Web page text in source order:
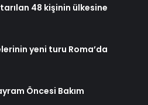
48 kişinin ülkesine
yeni turu Roma’da
Öncesi Bakım